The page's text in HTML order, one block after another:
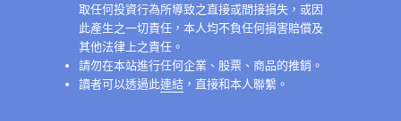
取任何投資行為所導致之直接或間接損失，或因
此產生之一切責任，本人均不負任何損害賠償及
其他法律上之責任。
請勿在本站進行任何企業、股票、商品的推銷。
讀者可以透過此連結 ，直接和本人聯繫。